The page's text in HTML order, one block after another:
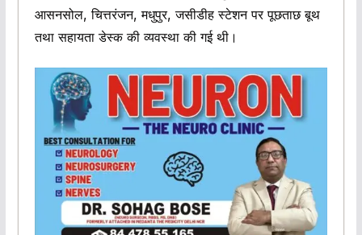
आसनसोल, चित्तरंजन, मधुपुर, जसीडीह स्टेशन पर पूछताछ बूथ
तथा सहायता डेस्क की व्यवस्था की गई थी।